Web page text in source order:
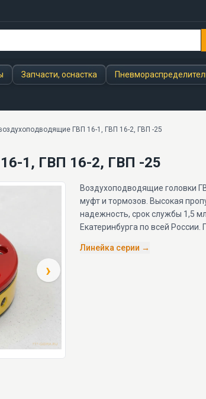
Запчасти, оснастка
ГВП 16-1, ГВП 16-2, ГВП -25
-25
1, ГВП 16-2, ГВП -25
›
Воздухоподводящие головки
муфт и тормозов. Высокая
надежность, срок службы 1,5
Екатеринбурга по всей России.
Линейка серии →